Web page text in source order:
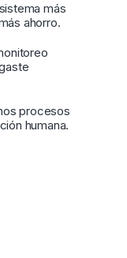
más
ahorro.
procesos
humana.